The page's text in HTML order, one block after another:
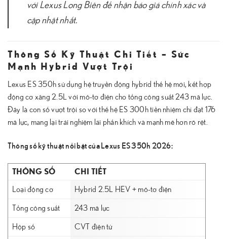
với Lexus Long Biên để nhận báo giá chính xác và
cập nhật nhất.
Thông Số Kỹ Thuật Chi Tiết – Sức
Mạnh Hybrid Vượt Trội
Lexus ES 350h sử dụng hệ truyền động hybrid thế hệ mới, kết hợp
động cơ xăng 2.5L với mô-tơ điện cho tổng công suất 243 mã lực.
Đây là con số vượt trội so với thế hệ ES 300h tiền nhiệm chỉ đạt 176
mã lực, mang lại trải nghiệm lái phấn khích và mạnh mẽ hơn rõ rệt.
Thông số kỹ thuật nổi bật của Lexus ES 350h 2026:
THÔNG SỐ CHI TIẾT
Loại động cơ Hybrid 2.5L HEV + mô-tơ điện
Tổng công suất 243 mã lực
Hộp số CVT điện tử